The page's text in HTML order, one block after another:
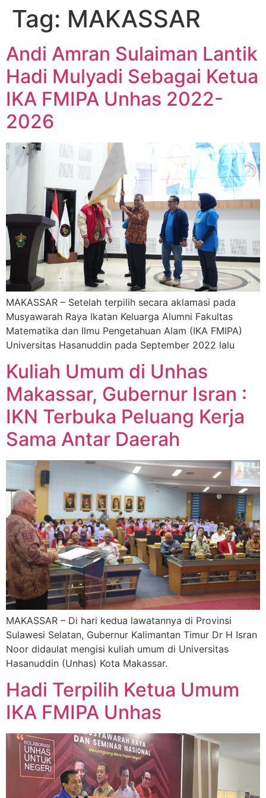
Tag: MAKASSAR
Andi Amran Sulaiman Lantik
Hadi Mulyadi Sebagai Ketua
IKA FMIPA Unhas 2022-
2026
MAKASSAR – Setelah terpilih secara aklamasi pada
Musyawarah Raya Ikatan Keluarga Alumni Fakultas
Matematika dan Ilmu Pengetahuan Alam (IKA FMIPA)
Universitas Hasanuddin pada September 2022 lalu
Kuliah Umum di Unhas
Makassar, Gubernur Isran :
IKN Terbuka Peluang Kerja
Sama Antar Daerah
MAKASSAR – Di hari kedua lawatannya di Provinsi
Sulawesi Selatan, Gubernur Kalimantan Timur Dr H Isran
Noor didaulat mengisi kuliah umum di Universitas
Hasanuddin (Unhas) Kota Makassar.
Hadi Terpilih Ketua Umum
IKA FMIPA Unhas